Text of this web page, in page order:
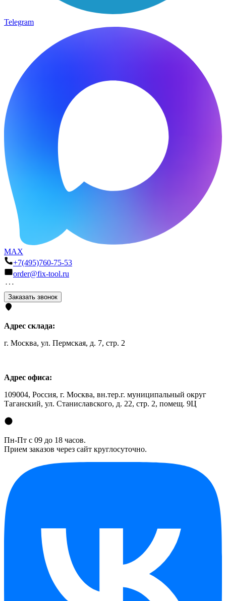
Telegram
MAX
+7(495)760-75-53
order@fix-tool.ru
Заказать звонок
Адрес склада:
г. Москва, ул. Пермская, д. 7, стр. 2
Адрес офиса:
109004, Россия, г. Москва, вн.тер.г. муниципальный округ
Таганский, ул. Станиславского, д. 22, стр. 2, помещ. 9Ц
Пн-Пт с 09 до 18 часов.
Прием заказов через сайт круглосуточно.